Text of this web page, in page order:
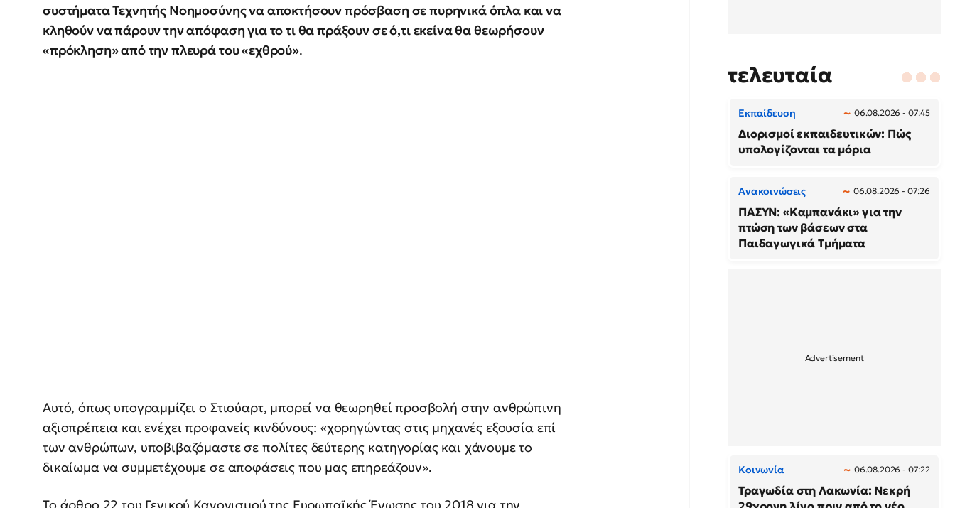
συστήματα Τεχνητής Νοημοσύνης να αποκτήσουν πρόσβαση σε πυρηνικά όπλα και να
κληθούν να πάρουν την απόφαση για το τι θα πράξουν σε ό,τι εκείνα θα θεωρήσουν
«πρόκληση» από την πλευρά του «εχθρού».
Αυτό, όπως υπογραμμίζει ο Στιούαρτ, μπορεί να θεωρηθεί προσβολή στην ανθρώπινη
αξιοπρέπεια και ενέχει προφανείς κινδύνους: «χορηγώντας στις μηχανές εξουσία επί
των ανθρώπων, υποβιβαζόμαστε σε πολίτες δεύτερης κατηγορίας και χάνουμε το
δικαίωμα να συμμετέχουμε σε αποφάσεις που μας επηρεάζουν».
τελευταία
Εκπαίδευση 06.08.2026 - 07:45
Διορισμοί εκπαιδευτικών: Πώς
υπολογίζονται τα μόρια
Ανακοινώσεις 06.08.2026 - 07:26
ΠΑΣΥΝ: «Καμπανάκι» για την
πτώση των βάσεων στα
Παιδαγωγικά Τμήματα
Κοινωνία 06.08.2026 - 07:22
Τραγωδία στη Λακωνία: Νεκρή